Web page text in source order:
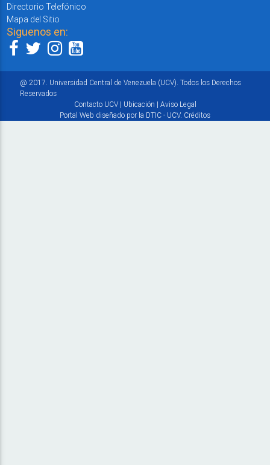
Directorio Telefónico
Mapa del Sitio
Siguenos en:
@ 2017. Universidad Central de Venezuela (UCV). Todos los Derechos
Reservados
Contacto UCV| Ubicación | Aviso Legal
Portal Web diseñado por la DTIC - UCV. Créditos